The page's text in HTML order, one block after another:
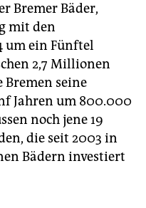
Bremer Bäder,
mit den
um ein Fünftel
2,7 Millionen
Bremen seine
Jahren um 800.000
noch jene 19
die seit 2003 in
Bädern investiert